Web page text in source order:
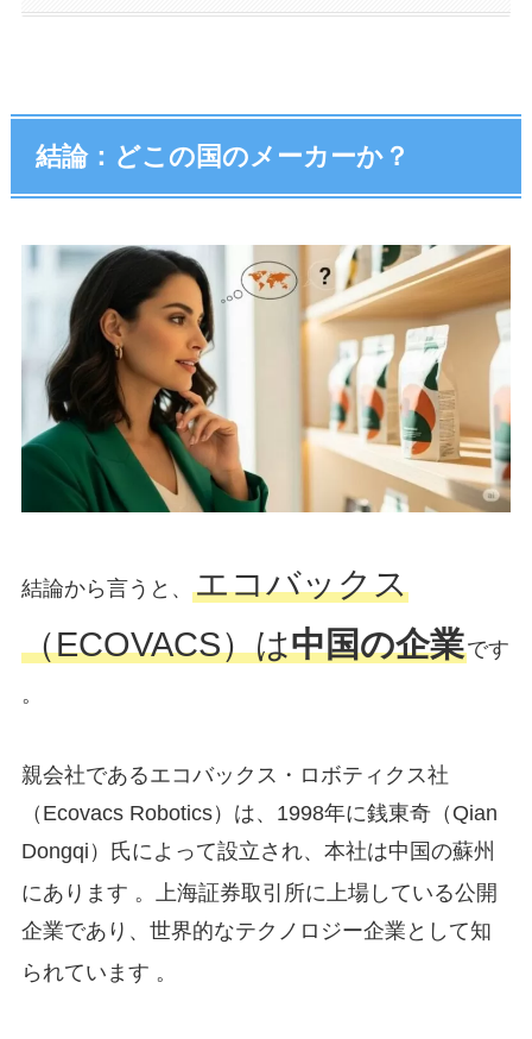
結論：どこの国のメーカーか？
結論から言うと、 エコバックス
（ECOVACS）は中国の企業です
。
親会社であるエコバックス・ロボティクス社
（Ecovacs Robotics）は、1998年に銭東奇（Qian
Dongqi）氏によって設立され、本社は中国の蘇州
にあります 。上海証券取引所に上場している公開
企業であり、世界的なテクノロジー企業として知
られています 。